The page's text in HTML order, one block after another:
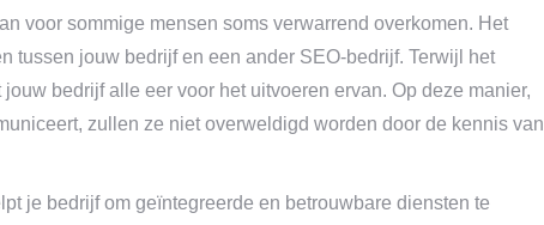
voor sommige mensen soms verwarrend overkomen. Het
tussen jouw bedrijf en een ander SEO-bedrijf. Terwijl het
bedrijf alle eer voor het uitvoeren ervan. Op deze manier,
zullen ze niet overweldigd worden door de kennis van
je bedrijf om geïntegreerde en betrouwbare diensten te